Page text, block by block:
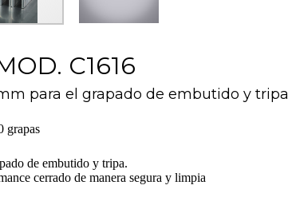
C1616
para el grapado de embutido y tripa
grapas
de embutido y tripa.
cerrado de manera segura y limpia